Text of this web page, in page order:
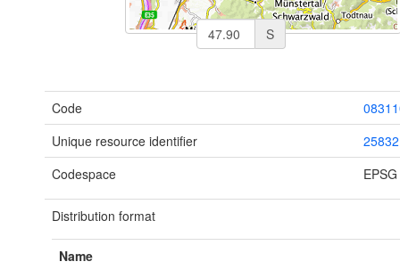
S
Code
Unique resource identifier
25832
Codespace
EPSG
Distribution format
Name